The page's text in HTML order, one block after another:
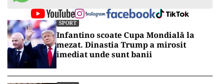
SPORT
Infantino scoate Cupa Mondială la
mezat. Dinastia Trump a mirosit
imediat unde sunt banii